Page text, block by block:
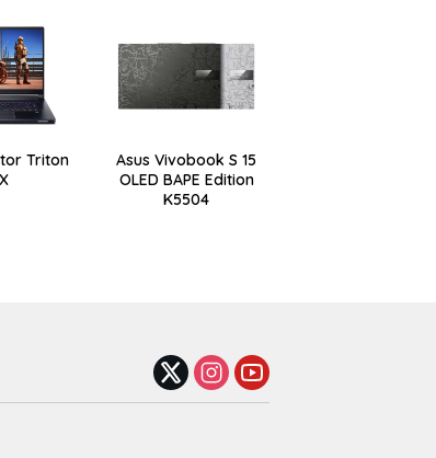
Triton
Asus Vivobook S 15
OLED BAPE Edition
K5504